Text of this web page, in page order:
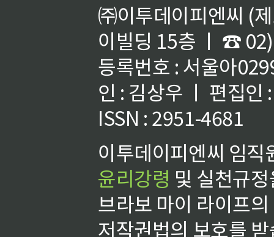
㈜이투데이피엔씨 (
이빌딩 15층 ㅣ ☎
등록번호 : 서울아
인 : 김상우 ㅣ 편집인
ISSN : 2951-4681
이투데이피엔씨 임
윤리강령 및 실천규
브라보 마이 라이프
저작권법의 보호를